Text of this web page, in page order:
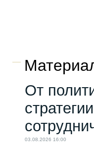
От
03.08.2026 16:00